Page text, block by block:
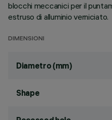
blocchi meccanici per il
estruso di alluminio verniciato.
DIMENSIONI
Diametro (mm)
Shape